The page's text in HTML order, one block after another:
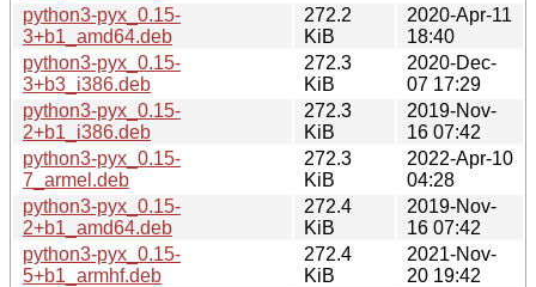
python3-pyx_0.15-
3+b1_amd64.deb
272.2
KiB
2020-Apr-11
18:40
python3-pyx_0.15-
3+b3_i386.deb
272.3
KiB
2020-Dec-
07 17:29
python3-pyx_0.15-
2+b1_i386.deb
272.3
KiB
2019-Nov-
16 07:42
python3-pyx_0.15-
7_armel.deb
272.3
KiB
2022-Apr-10
04:28
python3-pyx_0.15-
2+b1_amd64.deb
272.4
KiB
2019-Nov-
16 07:42
python3-pyx_0.15-
5+b1_armhf.deb
272.4
KiB
2021-Nov-
20 19:42